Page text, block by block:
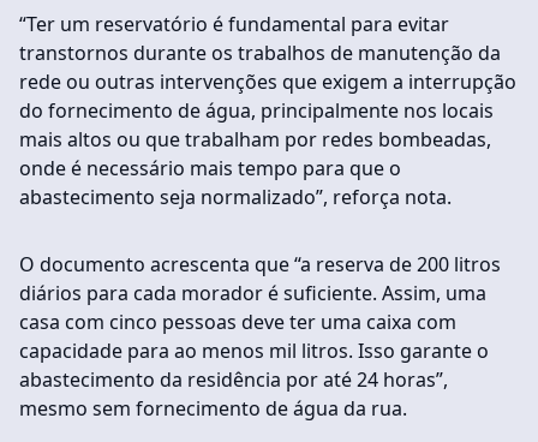
“Ter um reservatório é fundamental para evitar
transtornos durante os trabalhos de manutenção da
rede ou outras intervenções que exigem a interrupção
do fornecimento de água, principalmente nos locais
mais altos ou que trabalham por redes bombeadas,
onde é necessário mais tempo para que o
abastecimento seja normalizado”, reforça nota.
O documento acrescenta que “a reserva de 200 litros
diários para cada morador é suficiente. Assim, uma
casa com cinco pessoas deve ter uma caixa com
capacidade para ao menos mil litros. Isso garante o
abastecimento da residência por até 24 horas”,
mesmo sem fornecimento de água da rua.